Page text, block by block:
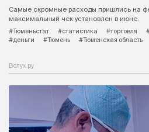
Самые скромные расходы пришлись на
максимальный чек установлен в июне.
#Тюменьстат
#статистика #торговля
#деньги
#Тюмень #Тюменская область
Вслух.ру